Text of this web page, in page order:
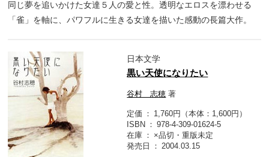
同じ夢を追いかけた女達５人の愛と性。透明なエロスを漂わせる
「雀」を軸に、パワフルに生きる女達を描いた感動の長篇大作。
日本文学
黒い天使になりたい
谷村 志穂 著
定価
1,760円（本体：1,600円）
ISBN
978-4-309-01624-5
在庫
×品切・重版未定
発売日
2004.03.15